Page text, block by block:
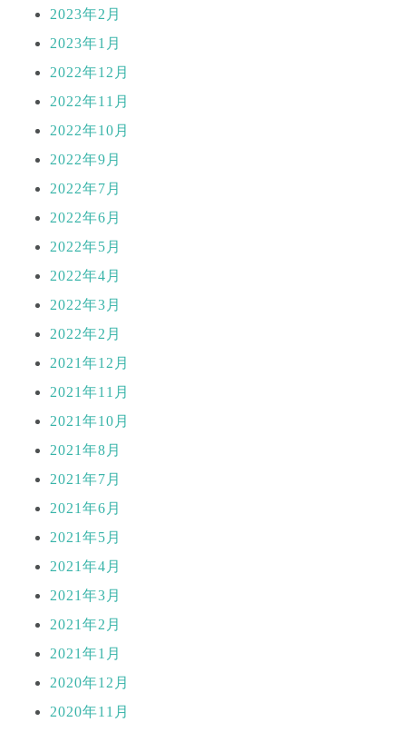
2023年2月
2023年1月
2022年12月
2022年11月
2022年10月
2022年9月
2022年7月
2022年6月
2022年5月
2022年4月
2022年3月
2022年2月
2021年12月
2021年11月
2021年10月
2021年8月
2021年7月
2021年6月
2021年5月
2021年4月
2021年3月
2021年2月
2021年1月
2020年12月
2020年11月